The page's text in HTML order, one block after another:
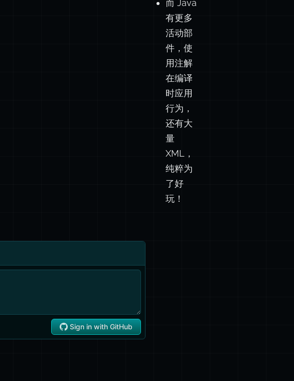
而 Java
有更多
活动部
件，使
用注解
在编译
时应用
行为，
还有大
量
XML，
纯粹为
了好
玩！